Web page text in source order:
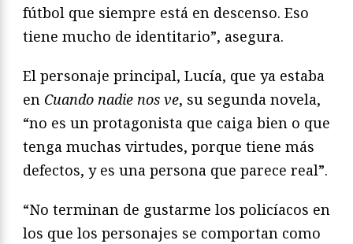
fútbol que siempre está en descenso. Eso
tiene mucho de identitario”, asegura.
El personaje principal, Lucía, que ya estaba
en Cuando nadie nos ve, su segunda novela,
“no es un protagonista que caiga bien o que
tenga muchas virtudes, porque tiene más
defectos, y es una persona que parece real”.
“No terminan de gustarme los policíacos en
los que los personajes se comportan como